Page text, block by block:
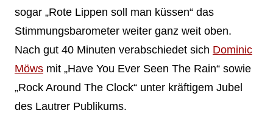
sogar „Rote Lippen soll man küssen“ das
Stimmungsbarometer weiter ganz weit oben.
Nach gut 40 Minuten verabschiedet sich Dominic
Möwsmit „Have You Ever Seen The Rain“ sowie
„Rock Around The Clock“ unter kräftigem Jubel
des Lautrer Publikums.